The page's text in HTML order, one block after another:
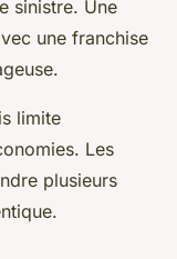
sinistre. Une
une franchise
limite
Les
plusieurs